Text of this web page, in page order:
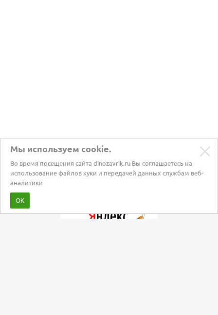
Мы используем cookie.
Во время посещения сайта dinozavrik.ru Вы соглашаетесь на
использование файлов куки и передачей данных службам веб-
аналитики
ОК